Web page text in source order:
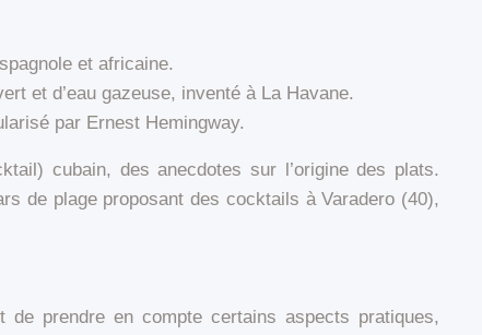
et africaine.
et d’eau gazeuse, inventé à La Havane.
par Ernest Hemingway.
cubain, des anecdotes sur l’origine des plats.
de plage proposant des cocktails à Varadero (40),
prendre en compte certains aspects pratiques,